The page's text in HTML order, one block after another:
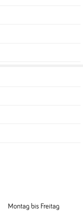
Montag bis Freitag